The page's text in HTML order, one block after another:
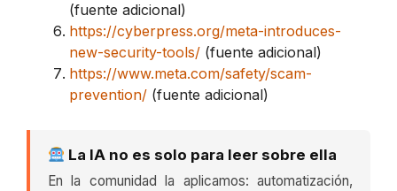
(fuente adicional)
https://cyberpress.org/meta-introduces-
new-security-tools/ (fuente adicional)
https://www.meta.com/safety/scam-
prevention/ (fuente adicional)
La IA no es solo para leer sobre ella
En la comunidad la aplicamos: automatización,